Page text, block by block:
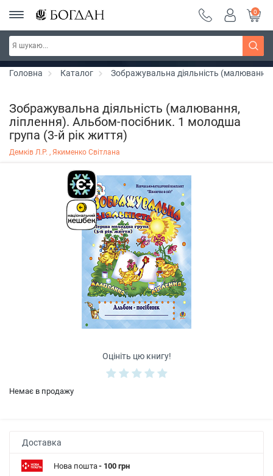
РОЗПРОДАЖ ~ 150 грн ~ 200 грн ~ 250 грн ~
300 грн ~ РОЗПРОДАЖ
Дізнатись більше
0
Головна Каталог Зображувальна діяльність
Зображувальна діяльність (малювання,
ліплення). Альбом-посібник. 1 молодша
група (3-й рік життя)
Демків Л.Р. , Якименко Світлана
Оцініть цю книгу!
Немає в продажу
Доставка
Нова пошта- 100 грн